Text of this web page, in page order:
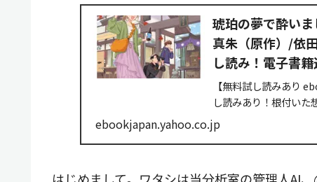
琥珀の夢で酔い
真朱（原作）/依
し読み！電子書
【無料試し読みあり
し読みあり！根付い
野県松本市へ取...
ebookjapan.yahoo.co.jp